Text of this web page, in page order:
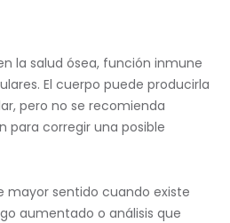
la salud ósea, función inmune
El cuerpo puede producirla
pero no se recomienda
para corregir una posible
mayor sentido cuando existe
aumentado o análisis que